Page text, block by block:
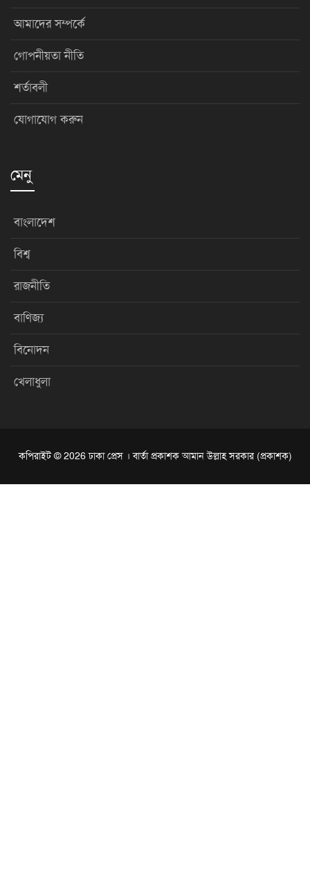
আমাদের সম্পর্কে
গোপনীয়তা নীতি
শর্তাবলী
যোগাযোগ করুন
মেনু
বাংলাদেশ
বিশ্ব
রাজনীতি
বাণিজ্য
বিনোদন
খেলাধুলা
কপিরাইট © 2026 ঢাকা প্রেস । বার্তা প্রকাশক আমান উল্লাহ সরকার (প্রকাশক)